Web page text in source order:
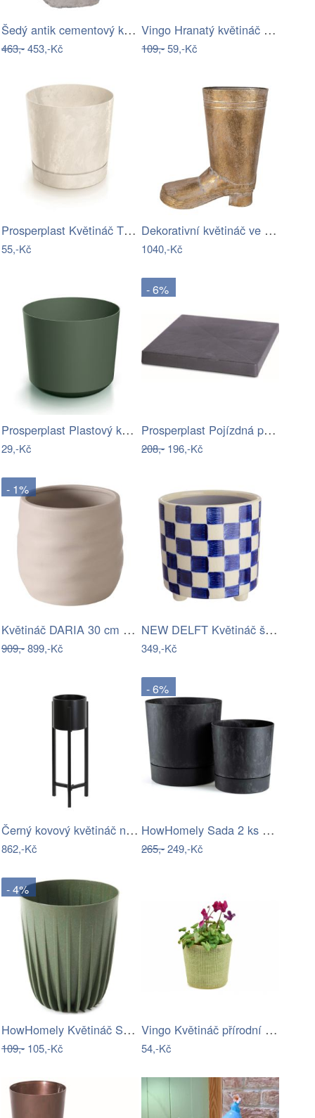
Šedý antik cementový květináč žena s…
463,-453,-Kč
Vingo Hranatý květináč z dýhy šedý s…
109,-59,-Kč
Prosperplast Květináč TUBOS P BETON…
55,-Kč
Dekorativní květináč ve tvaru boty –…
1040,-Kč
Prosperplast Plastový květináč TUBOS…
29,-Kč
- 6%
Prosperplast Pojízdná podložka Mobile…
208,-196,-Kč
- 1%
Květináč DARIA 30 cm Hnědá
909,-899,-Kč
NEW DELFT Květináč šachovnice 13,5 cm
349,-Kč
Černý kovový květináč na černých…
862,-Kč
- 6%
HowHomely Sada 2 ks květináčů Azalea…
265,-249,-Kč
- 4%
HowHomely Květináč STRIPPED ECO VII 19…
109,- 105,-Kč
Vingo Květináč přírodní barvy s…
54,-Kč